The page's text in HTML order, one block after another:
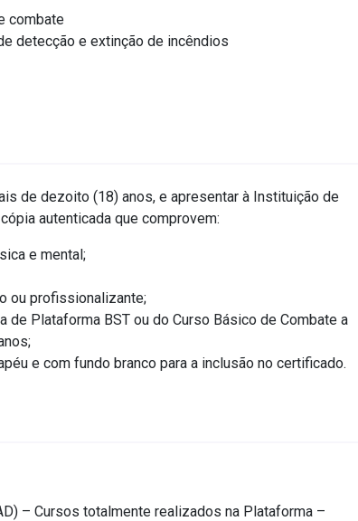
combate
detecção e extinção de incêndios
de dezoito (18) anos, e apresentar à Instituição de
autenticada que comprovem:
e mental;
ou profissionalizante;
de Plataforma BST ou do Curso Básico de Combate a
e com fundo branco para a inclusão no certificado.
– Cursos totalmente realizados na Plataforma –